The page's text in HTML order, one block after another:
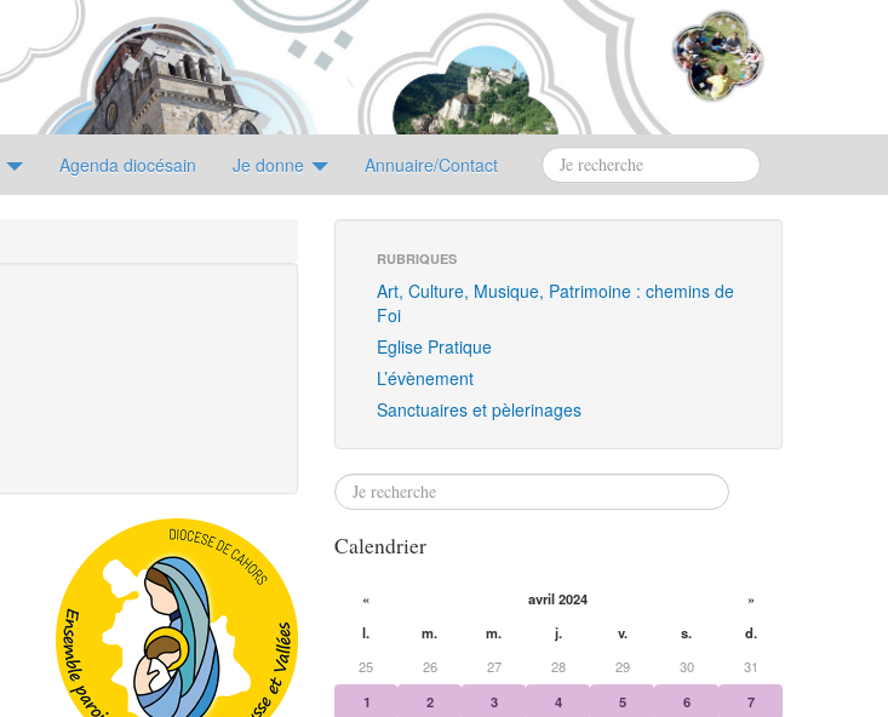
Agenda diocésain Je donne Annuaire/Contact
RUBRIQUES
Art, Culture, Musique, Patrimoine : chemins de
Foi
Eglise Pratique
L’évènement
Sanctuaires et pèlerinages
Calendrier
« avril 2024
»
l.
m. m. j. v. s.
d.
25
26 27 28 29 30
31
1
2 3 4 5 6
7